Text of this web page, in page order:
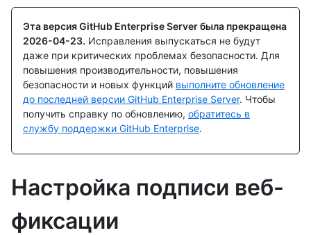
Эта версия GitHub Enterprise Server была прекращена
2026-04-23. Исправления выпускаться не будут
даже при критических проблемах безопасности. Для
повышения производительности, повышения
безопасности и новых функций выполните обновление
до последней версии GitHub Enterprise Server. Чтобы
получить справку по обновлению, обратитесь в
службу поддержки GitHub Enterprise.
Настройка подписи веб-
фиксации